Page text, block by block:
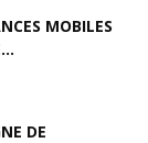
MOBILES
DE